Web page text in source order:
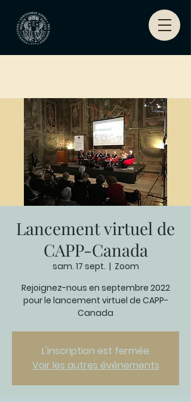
Lancement virtuel de
CAPP-Canada
sam. 17 sept.
  |
Zoom
Rejoignez-nous en septembre 2022
pour le lancement virtuel de CAPP-
Canada
L'inscription est fermée
Voir les autres événements